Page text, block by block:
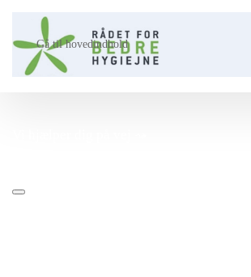
Gå til hovedindhold